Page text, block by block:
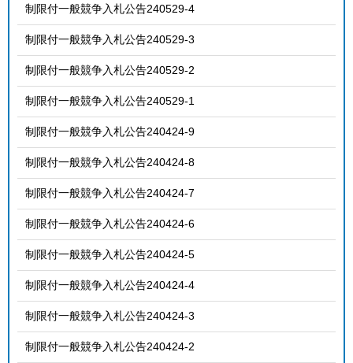
制限付一般競争入札公告240529-4
制限付一般競争入札公告240529-3
制限付一般競争入札公告240529-2
制限付一般競争入札公告240529-1
制限付一般競争入札公告240424-9
制限付一般競争入札公告240424-8
制限付一般競争入札公告240424-7
制限付一般競争入札公告240424-6
制限付一般競争入札公告240424-5
制限付一般競争入札公告240424-4
制限付一般競争入札公告240424-3
制限付一般競争入札公告240424-2